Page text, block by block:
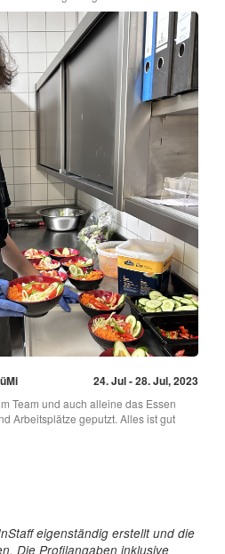
24. Jul - 28. Jul, 2023
Team und auch alleine das Essen
Arbeitsplätze geputzt. Alles ist gut
eigenständig erstellt und die
Die Profilangaben inklusive